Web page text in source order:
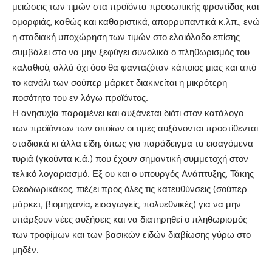
μειώσεις των τιμών στα προϊόντα προσωπικής φροντίδας και
ομορφιάς, καθώς και καθαριστικά, απορρυπαντικά κ.λπ., ενώ
η σταδιακή υποχώρηση των τιμών στο ελαιόλαδο επίσης
συμβάλει στο να μην ξεφύγει συνολικά ο πληθωρισμός του
καλαθιού, αλλά όχι όσο θα φανταζόταν κάποιος μιας και από
το κανάλι των σούπερ μάρκετ διακινείται η μικρότερη
ποσότητα του εν λόγω προϊόντος.
Η ανησυχία παραμένει και αυξάνεται διότι στον κατάλογο
των προϊόντων των οποίων οι τιμές αυξάνονται προστίθενται
σταδιακά κι άλλα είδη, όπως για παράδειγμα τα εισαγόμενα
τυριά (γκούντα κ.ά.) που έχουν σημαντική συμμετοχή στον
τελικό λογαριασμό. Εξ ου και ο υπουργός Ανάπτυξης, Τάκης
Θεοδωρικάκος, πιέζει προς όλες τις κατευθύνσεις (σούπερ
μάρκετ, βιομηχανία, εισαγωγείς, πολυεθνικές) για να μην
υπάρξουν νέες αυξήσεις και να διατηρηθεί ο πληθωρισμός
των τροφίμων και των βασικών ειδών διαβίωσης γύρω στο
μηδέν.